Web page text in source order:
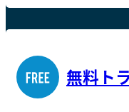
無料ト